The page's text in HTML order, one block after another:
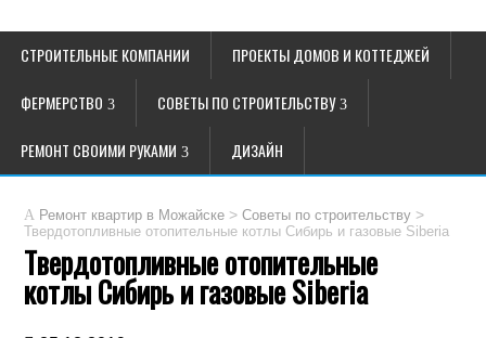
СТРОИТЕЛЬНЫЕ КОМПАНИИ ПРОЕКТЫ ДОМОВ И КОТТЕДЖЕЙ
ФЕРМЕРСТВО СОВЕТЫ ПО СТРОИТЕЛЬСТВУ
РЕМОНТ СВОИМИ РУКАМИ ДИЗАЙН
Ремонт квартир в Можайске >Советы по строительству >
Твердотопливные отопительные котлы Сибирь и газовые Siberia
Твердотопливные отопительные
котлы Сибирь и газовые Siberia